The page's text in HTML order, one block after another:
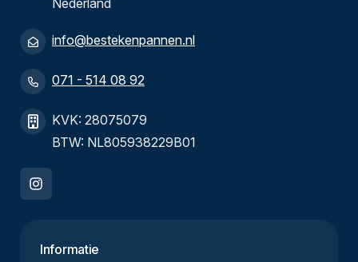
Nederland
info@bestekenpannen.nl
071 - 514 08 92
KVK: 28075079
BTW: NL805938229B01
Informatie